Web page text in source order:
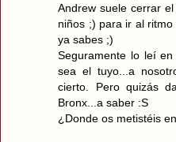
Andrew suele cerrar
niños ;) para ir al
ya sabes ;)
Seguramente lo leí
sea el tuyo...a
cierto. Pero quizás
Bronx...a saber :S
¿Donde os metistéis